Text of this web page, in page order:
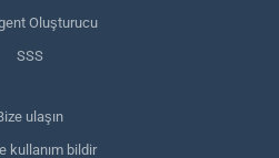
Oluşturucu
SSS
ulaşın
kullanım bildir